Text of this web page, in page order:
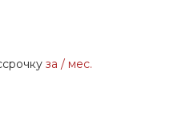
за/ мес.